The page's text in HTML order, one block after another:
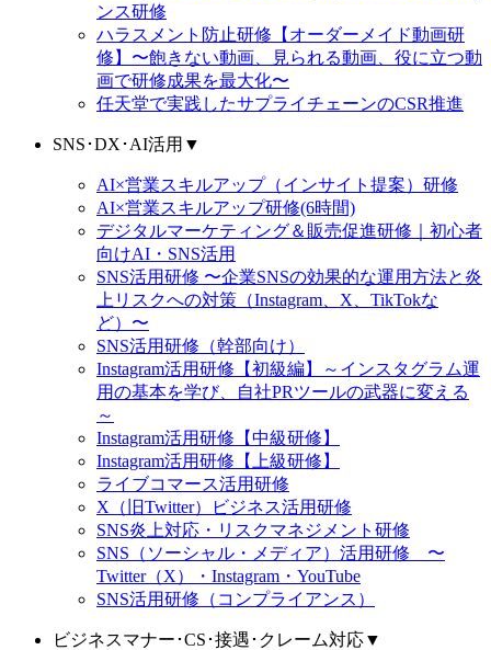
ンス研修
ハラスメント防止研修【オーダーメイド動画研
修】〜飽きない動画、見られる動画、役に立つ動
画で研修成果を最大化〜
任天堂で実践したサプライチェーンのCSR推進
SNS･DX･AI活用 ▼
AI×営業スキルアップ（インサイト提案）研修
AI×営業スキルアップ研修(6時間)
デジタルマーケティング＆販売促進研修｜初心者
向けAI・SNS活用
SNS活用研修 〜企業SNSの効果的な運用方法と炎
上リスクへの対策（Instagram、X、TikTokな
ど）〜
SNS活用研修（幹部向け）
Instagram活用研修【初級編】～インスタグラム運
用の基本を学び、自社PRツールの武器に変える
～
Instagram活用研修【中級研修】
Instagram活用研修【上級研修】
ライブコマース活用研修
X（旧Twitter）ビジネス活用研修
SNS炎上対応・リスクマネジメント研修
SNS（ソーシャル・メディア）活用研修 〜
Twitter（X）・Instagram・YouTube
SNS活用研修（コンプライアンス）
ビジネスマナー･CS･接遇･クレーム対応▼